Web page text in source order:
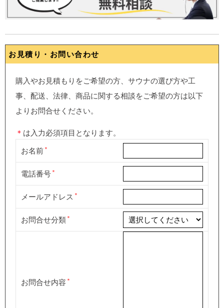
お見積り・お問い合わせ
購入やお見積もりをご希望の方、サウナの選び方や工
事、配送、法律、商品に関する相談をご希望の方は以下
よりお問合せください。
＊ は入力必須項目となります。
お名前
電話番号
メールアドレス
お問合せ分類
お問合せ内容